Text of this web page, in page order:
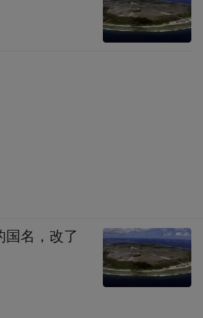
国名，改了